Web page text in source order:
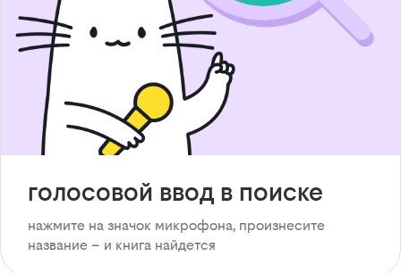
голосовой ввод в поиске
нажмите на значок микрофона, произнесите
название – и книга найдется